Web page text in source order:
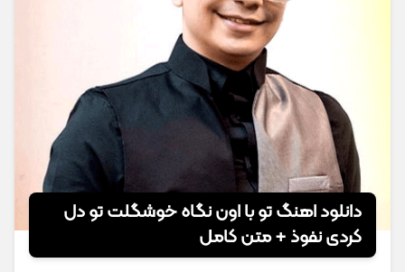
دانلود اهنگ تو با اون نگاه خوشگلت تو دل
کردی نفوذ + متن کامل